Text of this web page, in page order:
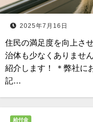
2025年7月16日
住民の満足度を向上さ
治体も少なくありませ
紹介します！ ＊弊社に
記…
給付金